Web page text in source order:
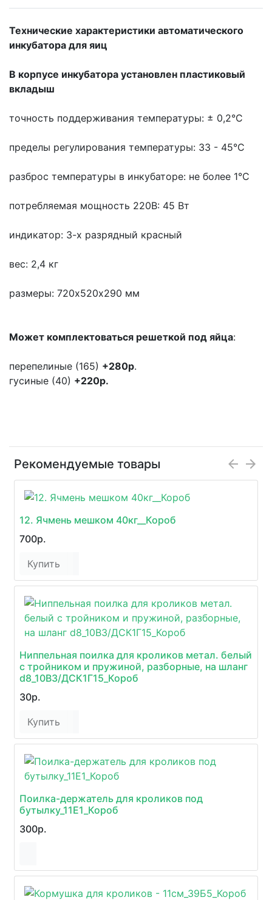
Технические характеристики автоматического
инкубатора для яиц
В корпусе инкубатора установлен пластиковый
вкладыш
точность поддерживания температуры: ± 0,2°С
пределы регулирования температуры: 33 - 45°С
разброс температуры в инкубаторе: не более 1°С
потребляемая мощность 220В: 45 Вт
индикатор: 3-х разрядный красный
вес: 2,4 кг
размеры: 720х520х290 мм
Может комплектоваться решеткой под яйца:
перепелиные (165) +280р.
гусиные (40) +220р.
Рекомендуемые товары
12. Ячмень мешком 40кг__Короб
700р.
Купить
Ниппельная поилка для кроликов метал. белый
с тройником и пружиной, разборные, на шланг
d8_10В3/ДСК1Г15_Короб
30р.
Купить
Поилка-держатель для кроликов под
бутылку_11Е1_Короб
300р.